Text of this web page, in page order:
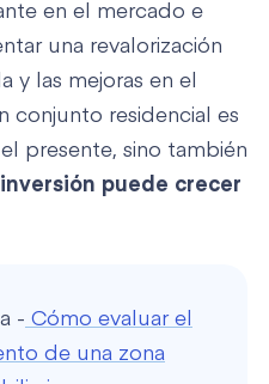
en el mercado e
una revalorización
y las mejoras en el
conjunto residencial es
presente, sino también
puede crecer
- Cómo evaluar el
de una zona